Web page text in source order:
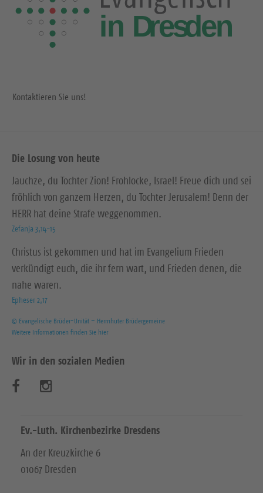
Kontaktieren Sie uns!
Die Losung von heute
Jauchze, du Tochter Zion! Frohlocke, Israel! Freue dich und sei
fröhlich von ganzem Herzen, du Tochter Jerusalem! Denn der
HERR hat deine Strafe weggenommen.
Zefanja 3,14-15
Christus ist gekommen und hat im Evangelium Frieden
verkündigt euch, die ihr fern wart, und Frieden denen, die
nahe waren.
Epheser 2,17
© Evangelische Brüder-Unität – Herrnhuter Brüdergemeine
Weitere Informationen finden Sie hier
Wir in den sozialen Medien
s
u
c
s
u
c
Ev.-Luth. Kirchenbezirke Dresdens
An der Kreuzkirche 6
01067 Dresden